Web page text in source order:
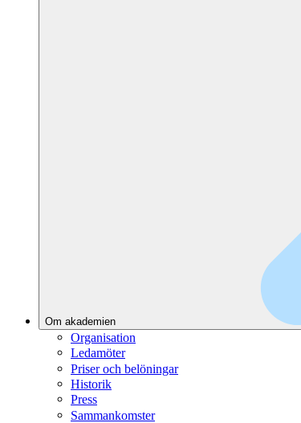
Om akademien
Organisation
Ledamöter
Priser och belöningar
Historik
Press
Sammankomster